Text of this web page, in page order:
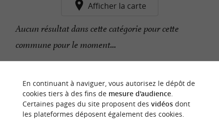
Afficher la carte
Aucun résultat dans cette catégorie pour cette
commune pour le moment...
n
o
t
r
e
c
o
u
p
d
e
c
o
e
u
r
En continuant à naviguer, vous autorisez le dépôt de
cookies tiers à des fins de mesure d'audience.
Certaines pages du site proposent des vidéosdont
les plateformes déposent également des cookies.